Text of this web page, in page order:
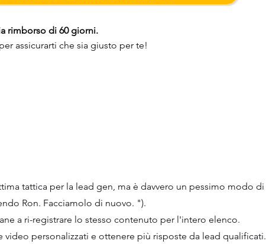
rimborso di 60 giorni.
assicurarti che sia giusto per te!
tattica per la lead gen, ma è davvero un pessimo modo di
Ron. Facciamolo di nuovo. ").
a ri-registrare lo stesso contenuto per l'intero elenco.
personalizzati e ottenere più risposte da lead qualificati.